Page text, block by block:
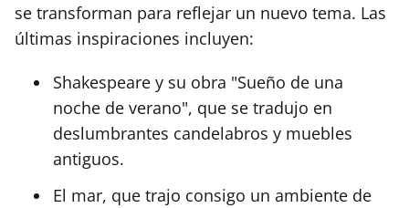
se transforman para reflejar un nuevo tema. Las
últimas inspiraciones incluyen:
Shakespeare y su obra "Sueño de una
noche de verano", que se tradujo en
deslumbrantes candelabros y muebles
antiguos.
El mar, que trajo consigo un ambiente de